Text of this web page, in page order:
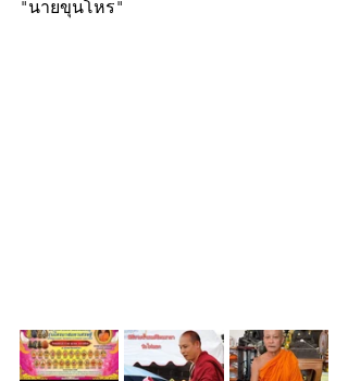
"นายขุนโหร"